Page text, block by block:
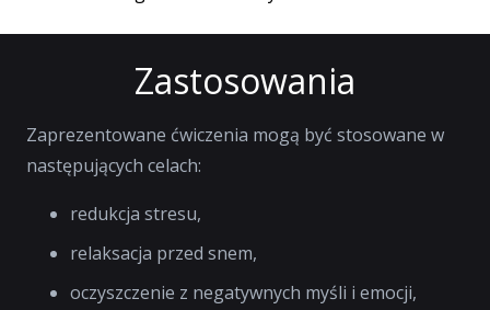
Zastosowania
Zaprezentowane ćwiczenia mogą być stosowane w
następujących celach:
redukcja stresu,
relaksacja przed snem,
oczyszczenie z negatywnych myśli i emocji,